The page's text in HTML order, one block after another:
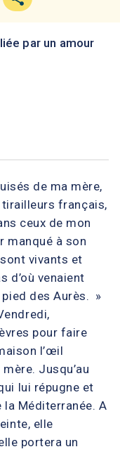
par un amour
de ma mère,
français,
ceux de mon
manqué à son
vivants et
d’où venaient
des Aurès. »
pour faire
l’œil
Jusqu’au
lui répugne et
la Méditerranée. A
elle
portera un